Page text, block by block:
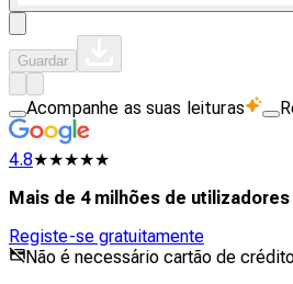
Guardar
Acompanhe as suas leituras
4.8★★★★★
Mais de 4 milhões de utilizadores
Registe-se gratuitamente
Não é necessário cartão de